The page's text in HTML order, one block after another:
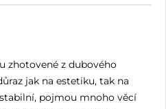
zhotovené z dubového
jak na estetiku, tak na
pojmou mnoho věcí